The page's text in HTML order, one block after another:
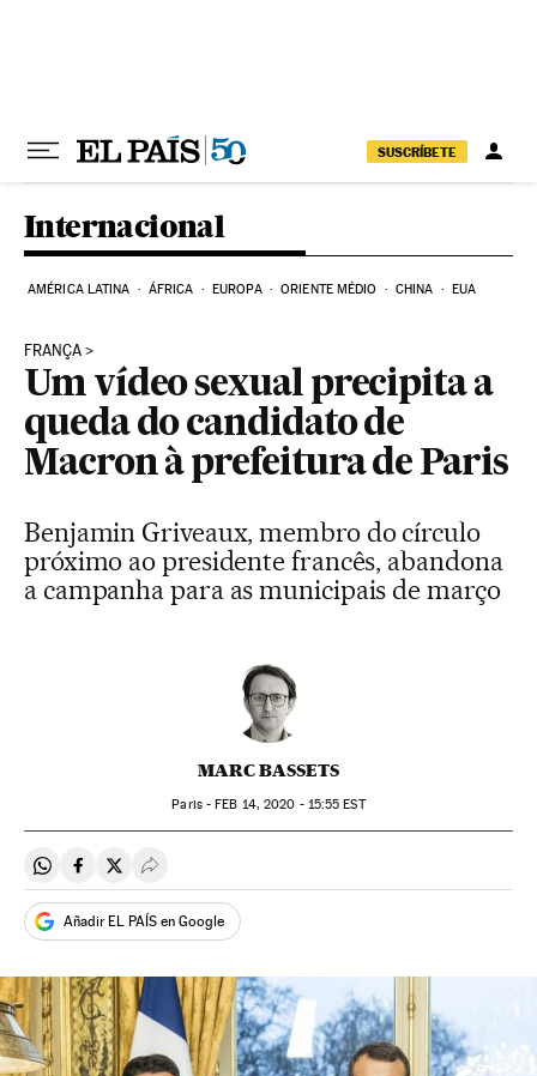
SUSCRÍBETE
Internacional
AMÉRICA LATINA ÁFRICA EUROPA ORIENTE MÉDIO CHINA EUA
FRANÇA
Um vídeo sexual precipita a
queda do candidato de
Macron à prefeitura de Paris
Benjamin Griveaux, membro do círculo
próximo ao presidente francês, abandona
a campanha para as municipais de março
MARC BASSETS
Paris -FEB 14, 2020 - 15:55 EST
Compartir en Whatsapp
Compartir en Facebook
Compartir en Twitter
Desplegar Redes Sociales
Añadir EL PAÍS en Google